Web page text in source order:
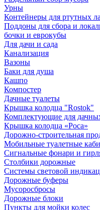
Урны
Контейнеры для ртутных
Поддоны для сбора и
бочки и еврокубы
Для дачи и сада
Канализация
Вазоны
Баки для душа
Кашпо
Компостер
Дачные туалеты
Крышка колодца "Rostok"
Комплектующие для
Крышка колодца «Роса»
Дорожно-строительная
Мобильные туалетные
Сигнальные фонари и
Столбики дорожные
Системы световой
Дорожные буферы
Мусоросбросы
Дорожные блоки
Пункты для мойки колес